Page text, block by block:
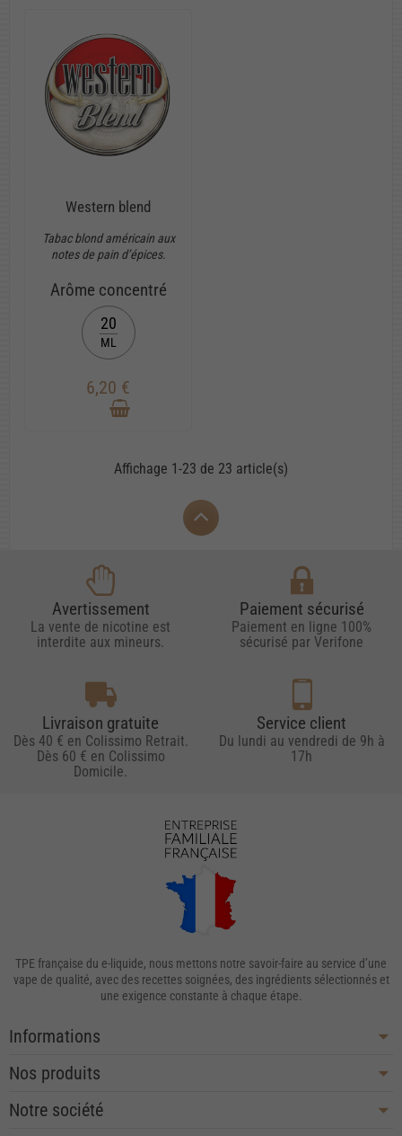
Western blend
Tabac blond américain aux
notes de pain d’épices.
Arôme concentré
20
ML
6,20 €
Affichage 1-23 de 23 article(s)
Avertissement
La vente de nicotine est
interdite aux mineurs.
Paiement sécurisé
Paiement en ligne 100%
sécurisé par Verifone
Livraison gratuite
Dès 40 € en Colissimo Retrait.
Dès 60 € en Colissimo
Domicile.
Service client
Du lundi au vendredi de 9h à
17h
TPE française du e-liquide, nous mettons notre savoir-faire au service d’une
vape de qualité, avec des recettes soignées, des ingrédients sélectionnés et
une exigence constante à chaque étape.
Informations
Nos produits
Notre société